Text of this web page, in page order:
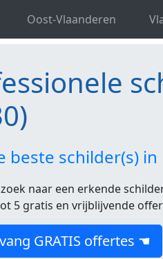
Oost-Vlaanderen
in West-Vlaanderen
beste schilder(s)
naar een erkende
5 gratis en vrijblijvende
GRATIS offertes ☚